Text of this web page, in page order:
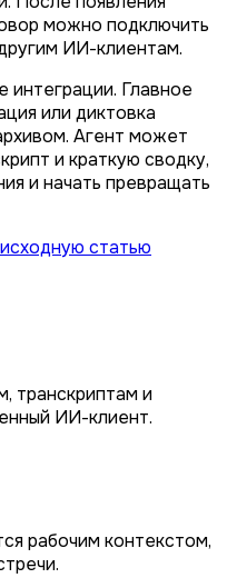
можно подключить
ИИ-клиентам.
интеграции. Главное
или диктовка
Агент может
и краткую сводку,
и начать превращать
статью
транскриптам и
ИИ-клиент.
рабочим контекстом,